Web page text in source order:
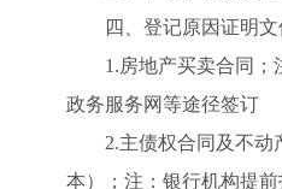
四、登记原因证明文
1.房地产买卖合同；
政务服务网等途径签订
2.主债权合同及不动
本）；注：银行机构提